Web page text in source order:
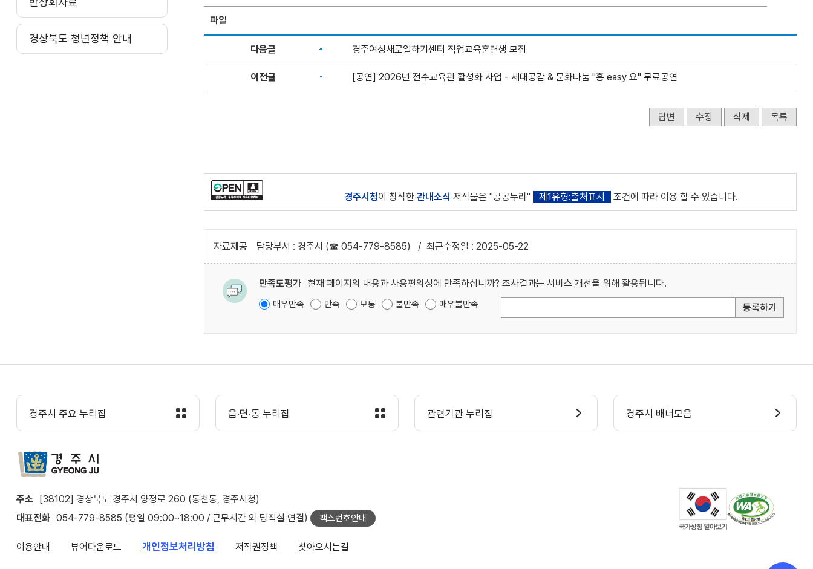
경상북도 청년정책 안내
파일
다음글 경주여성새로일하기센터 직업교육훈련생 모집
이전글 [공연] 2026년 전수교육관 활성화 사업 - 세대공감 & 문화나눔 "흥 easy 요" 무료공연
답변 수정 삭제 목록
경주시청이 창작한 관내소식 저작물은 "공공누리" 제1유형:출처표시 조건에 따라 이용 할 수 있습니다.
자료제공 담당부서 : 경주시 (☎ 054-779-8585) / 최근수정일 : 2025-05-22
만족도평가 현재 페이지의 내용과 사용편의성에 만족하십니까? 조사결과는 서비스 개선을 위해 활용됩니다.
매우만족 만족 보통 불만족 매우불만족 등록하기
경주시 주요 누리집 읍·면·동 누리집 관련기관 누리집 경주시 배너모음
주소
[38102] 경상북도 경주시 양정로 260 (동천동, 경주시청)
대표전화 054-779-8585 (평일 09:00~18:00 / 근무시간 외 당직실 연결) 팩스번호안내
이용안내 뷰어다운로드 개인정보처리방침 저작권정책 찾아오시는길